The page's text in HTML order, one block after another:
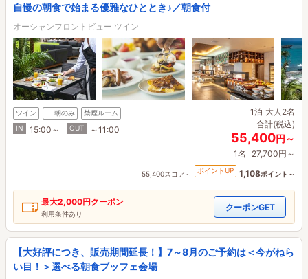
自慢の朝食で始まる優雅なひととき♪／朝食付
オーシャンフロントビュー ツイン
ツイン 朝のみ
禁煙ルーム
IN
15:00～ OUT ～11:00
1泊 大人2名
合計(税込)
55,400円～
1名 27,700円～
55,400スコア～ ポイントUP 1,108ポイント～
最大2,000円クーポン
利用条件あり
クーポンGET
【大好評につき、販売期間延長！】7～8月のご予約は＜今がねら
い目！＞選べる朝食ブッフェ会場